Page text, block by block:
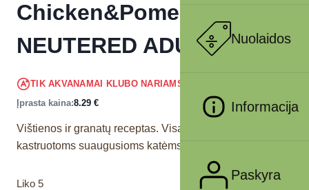
Nuolaidos
Informacija
Paskyra
Chicken&Pomegr
NEUTERED ADULT 300 gr
TIK AKVANAMAI KLUBO NARIAMS
Įprasta kaina:8.29 €
Vištienos ir granatų receptas. Visavertis pašaras
kastruotoms suaugusioms katėms.
Liko 5